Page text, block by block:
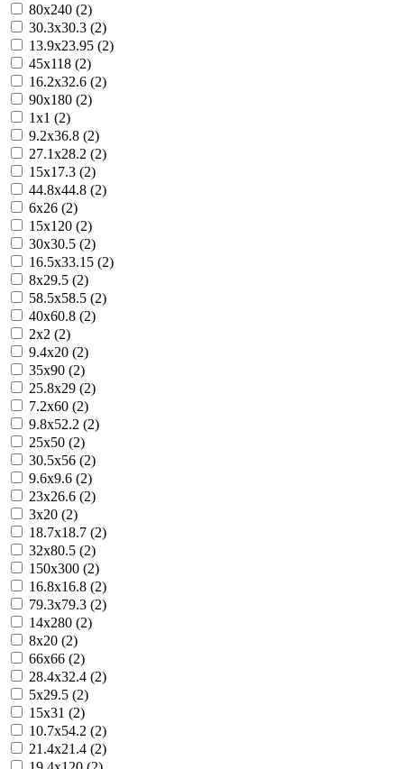
80x240 (2)
30.3x30.3 (2)
13.9x23.95 (2)
45x118 (2)
16.2x32.6 (2)
90x180 (2)
1x1 (2)
9.2x36.8 (2)
27.1x28.2 (2)
15x17.3 (2)
44.8x44.8 (2)
6x26 (2)
15x120 (2)
30x30.5 (2)
16.5x33.15 (2)
8x29.5 (2)
58.5x58.5 (2)
40x60.8 (2)
2x2 (2)
9.4x20 (2)
35x90 (2)
25.8x29 (2)
7.2x60 (2)
9.8x52.2 (2)
25x50 (2)
30.5x56 (2)
9.6x9.6 (2)
23x26.6 (2)
3x20 (2)
18.7x18.7 (2)
32x80.5 (2)
150x300 (2)
16.8x16.8 (2)
79.3x79.3 (2)
14x280 (2)
8x20 (2)
66x66 (2)
28.4x32.4 (2)
5x29.5 (2)
15x31 (2)
10.7x54.2 (2)
21.4x21.4 (2)